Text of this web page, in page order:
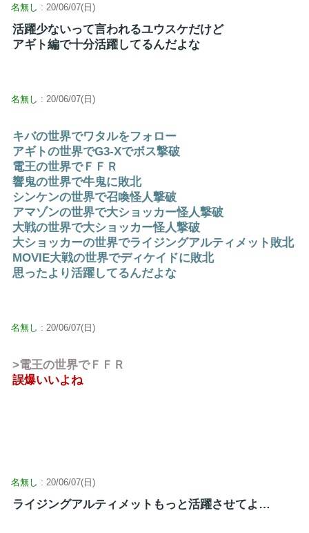
名無し : 20/06/07(日)
活躍少ないって言われるユウスケだけど
アギト編で十分活躍してるんだよな
名無し : 20/06/07(日)
キバの世界でワタルをフォロー
アギトの世界でG3-Xでボス撃破
電王の世界でＦＦＲ
響鬼の世界で牛鬼に敗北
シンケンの世界で召喚怪人撃破
アマゾンの世界で大ショッカー怪人撃破
大戦の世界で大ショッカー怪人撃破
大ショッカーの世界でライジングアルティメット敗北
MOVIE大戦の世界でディケイドに敗北
思ったより活躍してるんだよな
名無し : 20/06/07(日)
>電王の世界でＦＦＲ
誤爆いいよね
名無し : 20/06/07(日)
ライジングアルティメットもっと活躍させてよ…